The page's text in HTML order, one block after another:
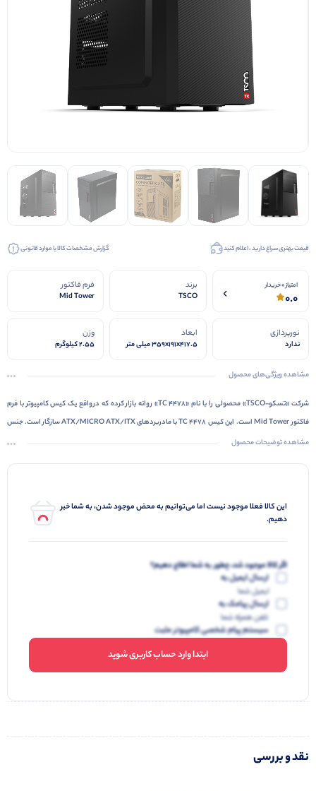
قیمت بهتری سراغ دارید ، اعلام کنید گزارش مشخصات کالا یا موارد قانونی
امتیاز 0 خریدار
0.0
برند
TSCO
فرم فاکتور
Mid Tower
نورپردازی
ندارد
ابعاد
359x191x417.5 میلی متر
وزن
2.55 کیلوگرم
مشاهده ویژگی‌های محصول
شرکت «تسکو-TSCO» محصولی را با نام «TC 4478» روانه بازار کرده که درواقع یک کیس کامپیوتر با فرم
فاکتور Mid Tower است. این کیس TC 4478 با مادربردهای ATX/MICRO ATX/ITX سازگار است. جنس
بدنه‌ی این محصول از پلاستیک و آلومینیوم است. تعبیه پورتهای USB, Audio, Phone … ازالزامات طراحی پنل
مشاهده توضیحات محصول
این کالا فعلا موجود نیست اما می‌توانیم به محض موجود شدن، به شما خبر
دهیم.
اگر کالا موجود شد، چطور به شما اطلاع دهیم؟
ارسال ایمیل به
ایمیل شما
ارسال پیامک به
تلفن همراه شما
سیستم پیام شخصی کامپیوتر مثبت
ابتدا وارد حساب کاربری شوید
نقد و بررسی